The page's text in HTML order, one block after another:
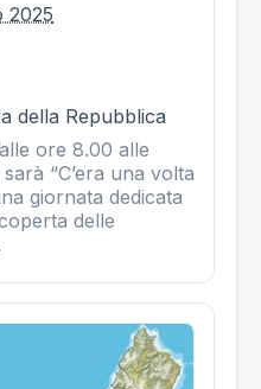
2025
della Repubblica
ore 8.00 alle
“C’era una volta
giornata dedicata
delle